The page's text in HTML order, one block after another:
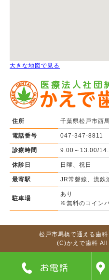
大きな地図で見る
住所 千葉県松戸市西
電話番号 047-347-8811
診療時間 9:00～13:00/
休診日 日曜、祝日
最寄駅 JR常磐線、流鉄
駐車場
あり
※無料のコイン
松戸市馬橋で通える歯
(C)かえで歯科